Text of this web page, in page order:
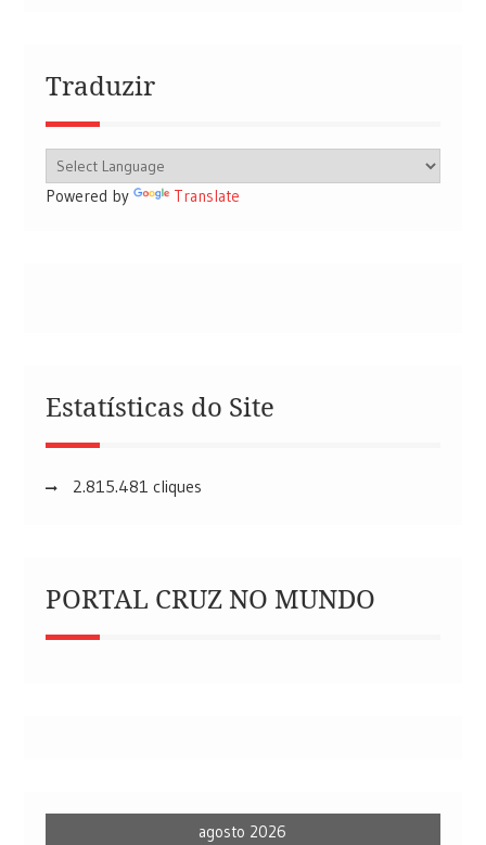
Traduzir
Powered by Translate
Estatísticas do Site
2.815.481 cliques
PORTAL CRUZ NO MUNDO
agosto 2026